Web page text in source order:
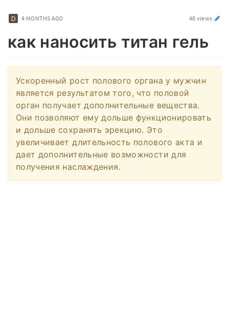
4 MONTHS AGO 48 views
как наносить титан гель
Ускоренный рост полового органа у мужчин
является результатом того, что половой
орган получает дополнительные вещества.
Они позволяют ему дольше функционировать
и дольше сохранять эрекцию. Это
увеличивает длительность полового акта и
дает дополнительные возможности для
получения наслаждения.